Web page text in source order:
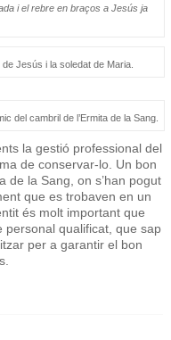
i el rebre en braços a Jesús ja
Jesús i la soledat de Maria.
del cambril de l’Ermita de la Sang.
la gestió professional del
de conservar-lo. Un bon
de la Sang, on s’han pogut
que es trobaven en un
és molt important que
personal qualificat, que sap
per a garantir el bon